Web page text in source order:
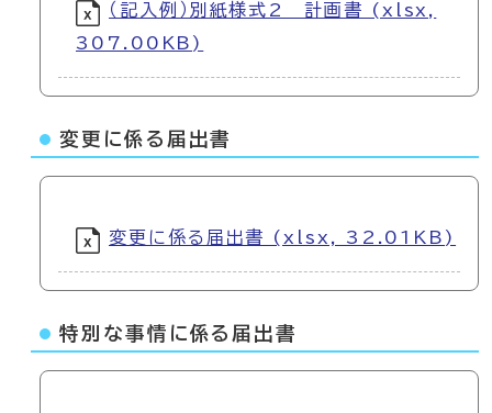
（記入例）別紙様式2 計画書 (xlsx,
307.00KB)
変更に係る届出書
変更に係る届出書 (xlsx, 32.01KB)
特別な事情に係る届出書